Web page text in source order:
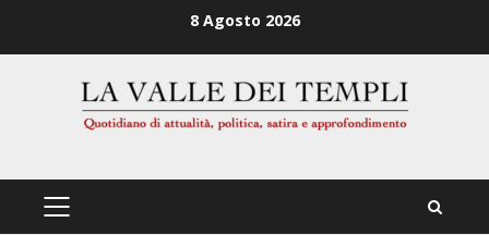
8 Agosto 2026
PRIMÄRES